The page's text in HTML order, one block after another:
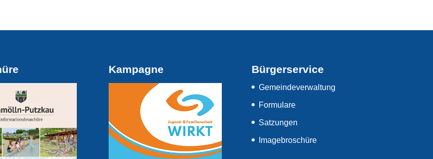
Kampagne Bürgerservice
Gemeindeverwaltung
Formulare
Satzungen
Imagebroschüre